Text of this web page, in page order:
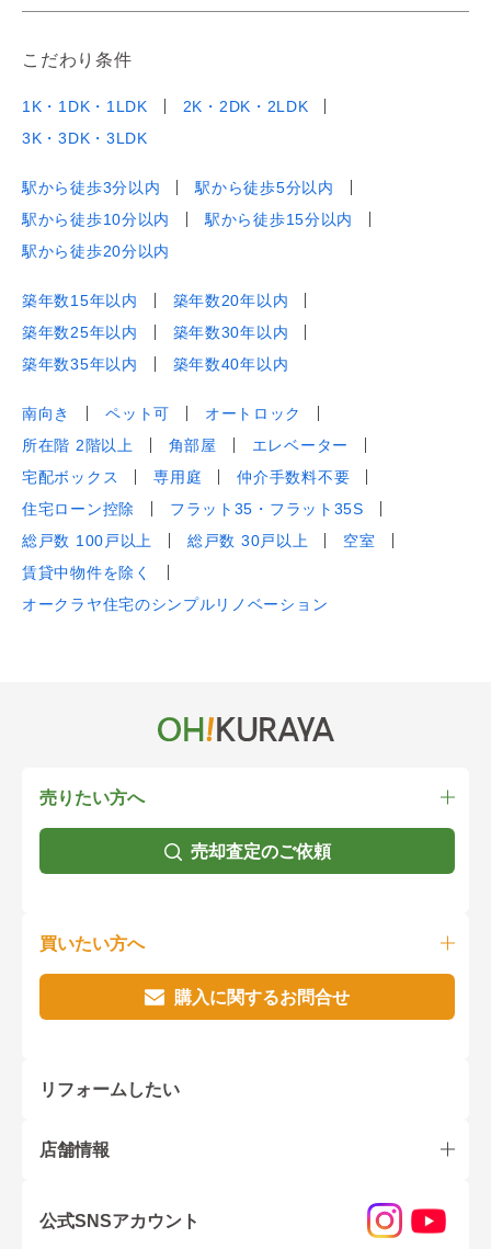
こだわり条件
1K・1DK・1LDK
2K・2DK・2LDK
3K・3DK・3LDK
駅から徒歩3分以内
駅から徒歩5分以内
駅から徒歩10分以内
駅から徒歩15分以内
駅から徒歩20分以内
築年数15年以内
築年数20年以内
築年数25年以内
築年数30年以内
築年数35年以内
築年数40年以内
南向き ペット可
オートロック
所在階 2階以上
角部屋
エレベーター
宅配ボックス
専用庭
仲介手数料不要
住宅ローン控除
フラット35・フラット35S
総戸数 100戸以上
総戸数 30戸以上
空室
賃貸中物件を除く
オークラヤ住宅のシンプルリノベーション
売りたい方へ
売却査定のご依頼
買いたい方へ
購入に関するお問合せ
リフォームしたい
店舗情報
公式SNSアカウント